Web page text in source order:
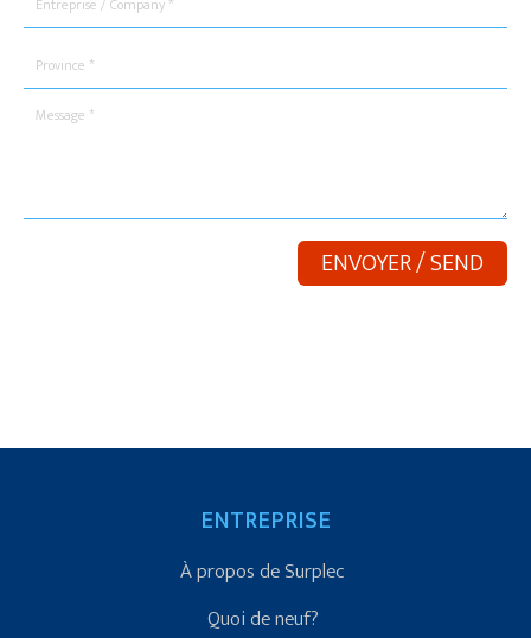
ENTREPRISE
À propos de Surplec
Quoi de neuf?